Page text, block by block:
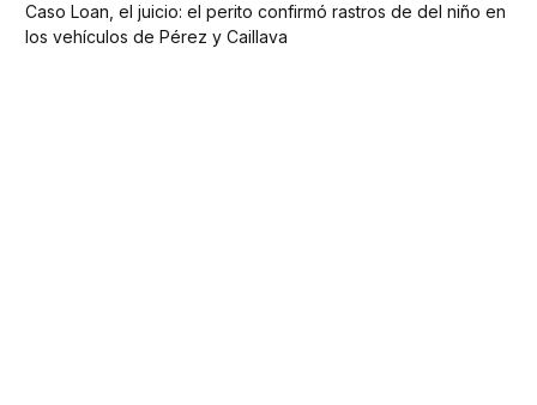
Caso Loan, el juicio: el perito confirmó rastros de del niño en
los vehículos de Pérez y Caillava